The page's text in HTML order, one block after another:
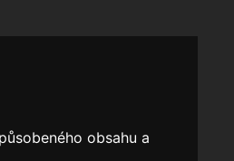
obsahu a